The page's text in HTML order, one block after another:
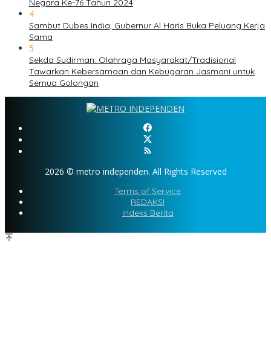
Negara Ke-76 Tahun 2024
4
Sambut Dubes India, Gubernur Al Haris Buka Peluang Kerja
Sama
5
Sekda Sudirman: Olahraga Masyarakat/Tradisional
Tawarkan Kebersamaan dan Kebugaran Jasmani untuk
Semua Golongan
2026 © metro independen. All Rights Reserved
Terms of Service
REDAKSI
Indeks Berita